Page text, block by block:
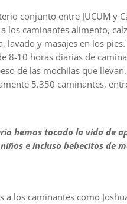
conjunto entre JUCUM y
los caminantes alimento,
lavado y masajes en los
8-10 horas diarias de
de las mochilas que
5.350 caminantes,
hemos tocado la vida de
e incluso bebecitos de
a los caminantes como